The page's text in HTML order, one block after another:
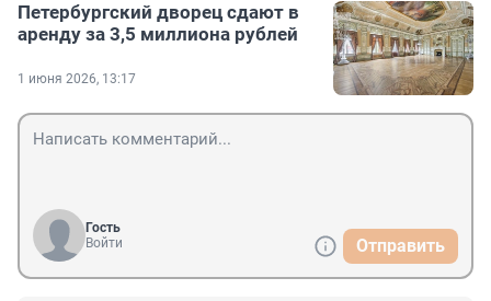
Петербургский дворец сдают в
аренду за 3,5 миллиона рублей
1 июня 2026, 13:17
Гость
Войти
Отправить